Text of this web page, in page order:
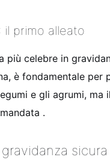
il primo alleato
celebre in
è fondamentale
e gli agrumi,
.
sicura